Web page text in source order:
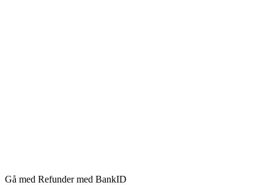
Gå med Refunder med BankID